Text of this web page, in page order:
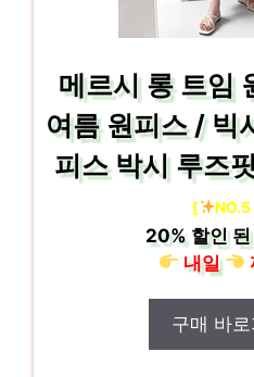
메르시 롱 트임
여름 원피스 / 빅
피스 박시 루즈
[ NO.5
20%할인 된
내일
구매 바로